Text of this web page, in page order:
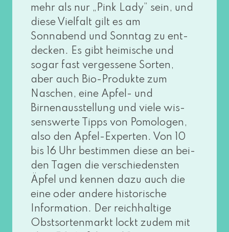
mehr als nur „Pink Lady” sein, und
die­se Vielfalt gilt es am
Sonnabend und Sonntag zu ent­
de­cken. Es gibt hei­mi­sche und
sogar fast ver­ges­se­ne Sorten,
aber auch Bio-Produkte zum
Naschen, eine Apfel- und
Birnenausstellung und vie­le wis­
sens­wer­te Tipps von Pomologen,
also den Apfel-Experten. Von 10
bis 16 Uhr bestim­men die­se an bei­
den Tagen die ver­schie­dens­ten
Äpfel und ken­nen dazu auch die
eine oder ande­re his­to­ri­sche
Information. Der reich­hal­ti­ge
Obstsortenmarkt lockt zudem mit